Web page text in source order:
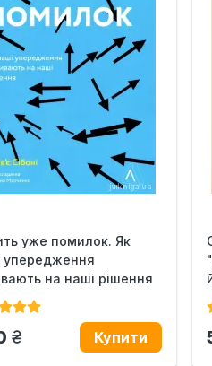
уже помилок. Як
упередження
на наші рішення
грн.